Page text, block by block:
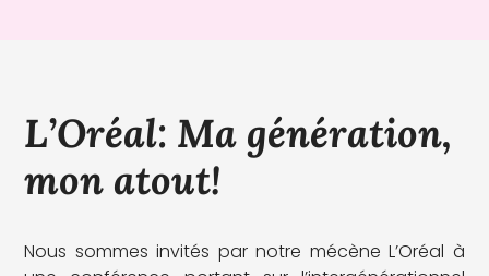
L’Oréal: Ma génération,
mon atout!
Nous sommes invités par notre mécène L’Oréal à